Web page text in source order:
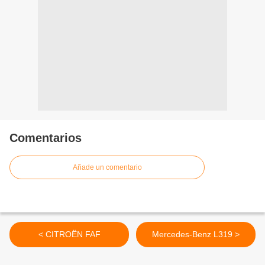
Comentarios
Añade un comentario
< CITROËN FAF Mercedes-Benz L319 >